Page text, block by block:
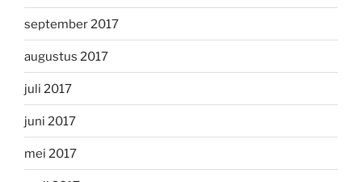
september 2017
augustus 2017
juli 2017
juni 2017
mei 2017